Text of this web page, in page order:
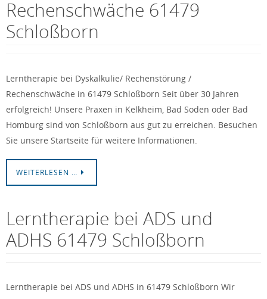
Rechenschwäche 61479
Schloßborn
Lerntherapie bei Dyskalkulie/ Rechenstörung /
Rechenschwäche in 61479 Schloßborn Seit über 30 Jahren
erfolgreich! Unsere Praxen in Kelkheim, Bad Soden oder Bad
Homburg sind von Schloßborn aus gut zu erreichen. Besuchen
Sie unsere Startseite für weitere Informationen.
WEITERLESEN …
Lerntherapie bei ADS und
ADHS 61479 Schloßborn
Lerntherapie bei ADS und ADHS in 61479 Schloßborn Wir